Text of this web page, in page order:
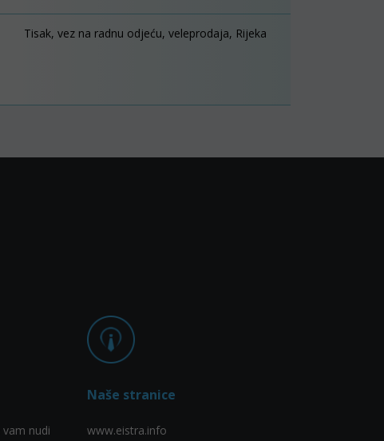
Tisak, vez na radnu odjeću, veleprodaja, Rijeka
nudi
Naše stranice
www.eistra.info